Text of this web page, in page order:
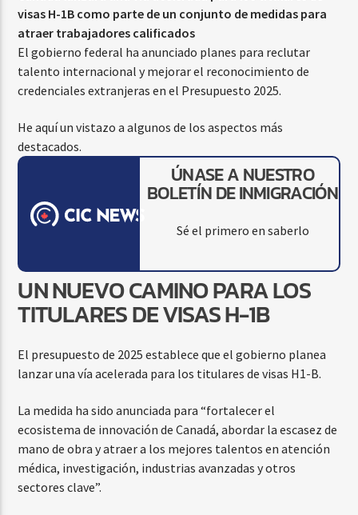
visas H-1B como parte de un conjunto de medidas para
atraer trabajadores calificados
El gobierno federal ha anunciado planes para reclutar
talento internacional y mejorar el reconocimiento de
credenciales extranjeras en el Presupuesto 2025.
He aquí un vistazo a algunos de los aspectos más
destacados.
ÚNASE A NUESTRO
BOLETÍN DE INMIGRACIÓN
Sé el primero en saberlo
UN NUEVO CAMINO PARA LOS
TITULARES DE VISAS H-1B
El presupuesto de 2025 establece que el gobierno planea
lanzar una vía acelerada para los titulares de visas H1-B.
La medida ha sido anunciada para “fortalecer el
ecosistema de innovación de Canadá, abordar la escasez de
mano de obra y atraer a los mejores talentos en atención
médica, investigación, industrias avanzadas y otros
sectores clave”.